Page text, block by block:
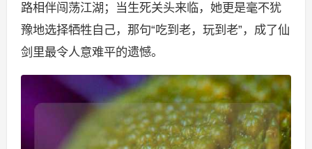
路相伴闯荡江湖；当生死关头来临，她更是毫不犹
豫地选择牺牲自己，那句“吃到老，玩到老”，成了仙
剑里最令人意难平的遗憾。